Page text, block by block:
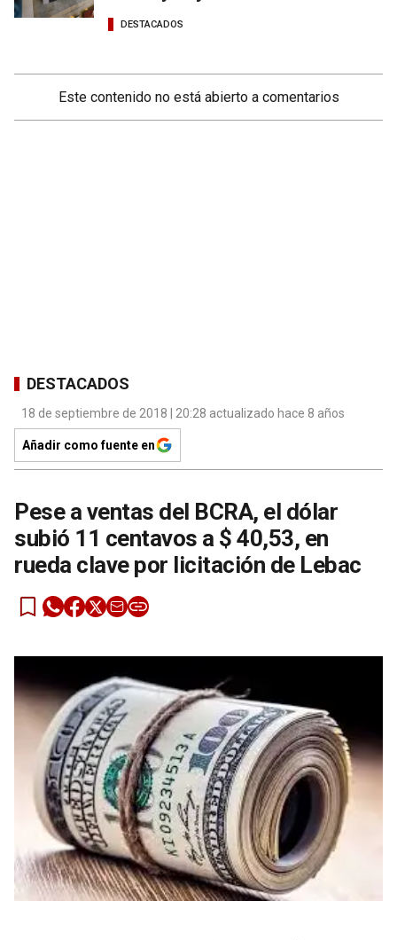
DESTACADOS
Este contenido no está abierto a comentarios
DESTACADOS
18 de septiembre de 2018 | 20:28 actualizado hace 8 años
Añadir como fuente en
Pese a ventas del BCRA, el dólar
subió 11 centavos a $ 40,53, en
rueda clave por licitación de Lebac